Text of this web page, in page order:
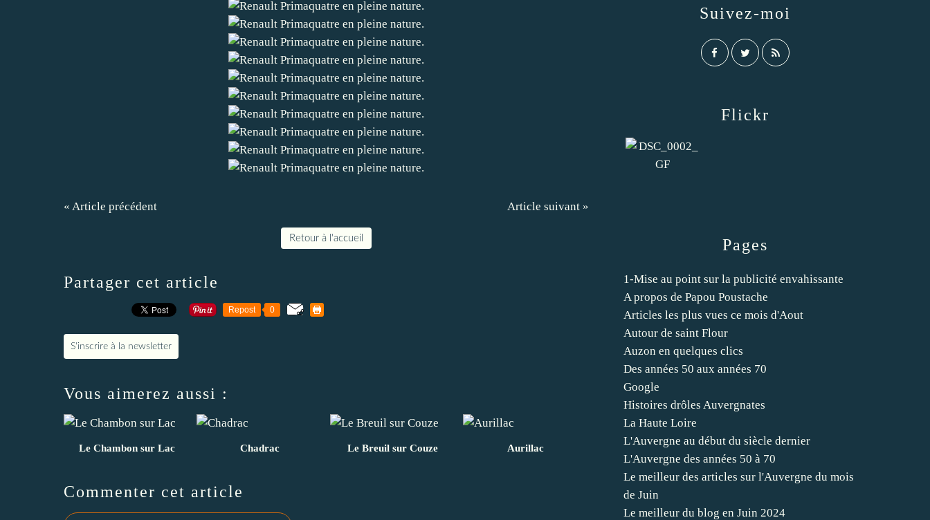
« Article précédent Article suivant »
Retour à l'accueil
Partager cet article
Repost 0
S'inscrire à la newsletter
Vous aimerez aussi :
Le Chambon sur Lac Chadrac Le Breuil sur Couze Aurillac
Commenter cet article
Pages
1-Mise au point sur la publicité envahissante
A propos de Papou Poustache
Articles les plus vues ce mois d'Aout
Autour de saint Flour
Auzon en quelques clics
Des années 50 aux années 70
Google
Histoires drôles Auvergnates
La Haute Loire
L'Auvergne au début du siècle dernier
L'Auvergne des années 50 à 70
Le meilleur des articles sur l'Auvergne du mois
de Juin
Le meilleur du blog en Juin 2024
Suivez-moi
Flickr